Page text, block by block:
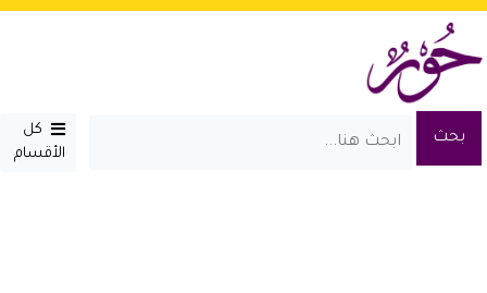
كل
الأقسام